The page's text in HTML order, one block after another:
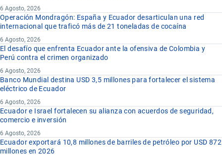
6 Agosto, 2026
Operación Mondragón: España y Ecuador desarticulan una red
internacional que traficó más de 21 toneladas de cocaína
6 Agosto, 2026
El desafío que enfrenta Ecuador ante la ofensiva de Colombia y
Perú contra el crimen organizado
6 Agosto, 2026
Banco Mundial destina USD 3,5 millones para fortalecer el sistema
eléctrico de Ecuador
6 Agosto, 2026
Ecuador e Israel fortalecen su alianza con acuerdos de seguridad,
comercio e inversión
6 Agosto, 2026
Ecuador exportará 10,8 millones de barriles de petróleo por USD 872
millones en 2026